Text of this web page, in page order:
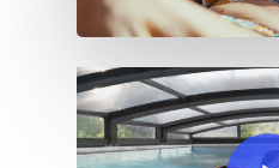
Play Video